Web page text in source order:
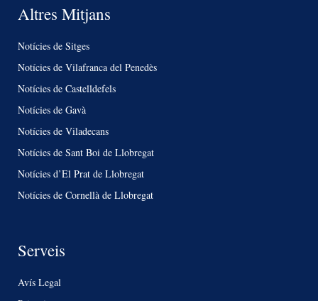
Altres Mitjans
Notícies de Sitges
Notícies de Vilafranca del Penedès
Notícies de Castelldefels
Notícies de Gavà
Notícies de Viladecans
Notícies de Sant Boi de Llobregat
Notícies d’El Prat de Llobregat
Notícies de Cornellà de Llobregat
Serveis
Avís Legal